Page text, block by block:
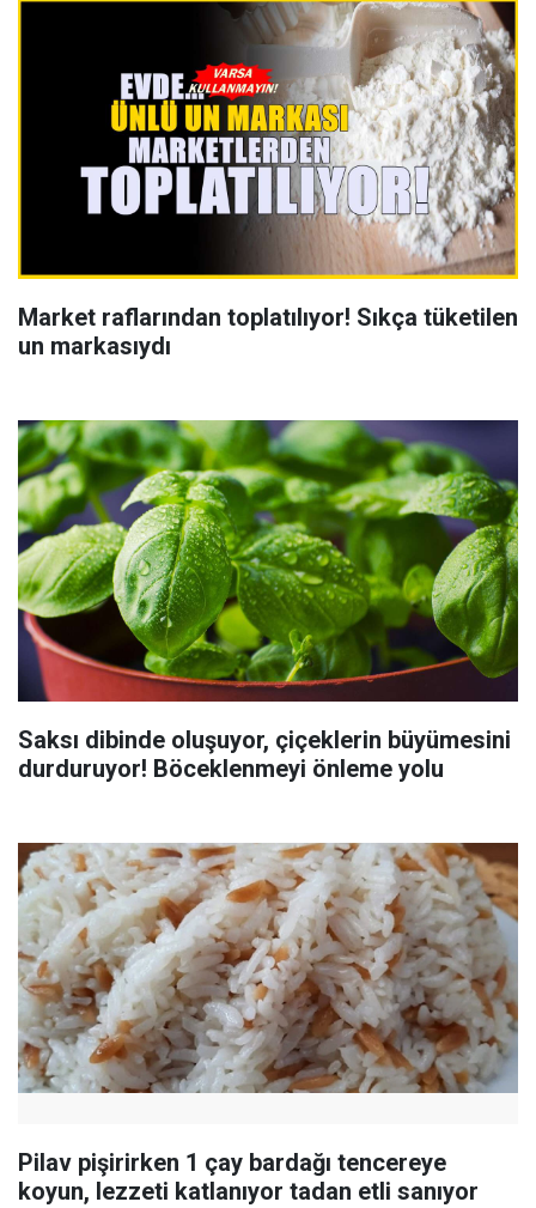
Market raflarından toplatılıyor! Sıkça tüketilen
un markasıydı
Saksı dibinde oluşuyor, çiçeklerin büyümesini
durduruyor! Böceklenmeyi önleme yolu
Pilav pişirirken 1 çay bardağı tencereye
koyun, lezzeti katlanıyor tadan etli sanıyor